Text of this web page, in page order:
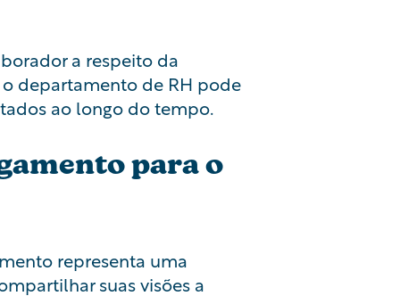
a respeito da
departamento de RH pode
ao longo do tempo.
para o
representa uma
suas visões a